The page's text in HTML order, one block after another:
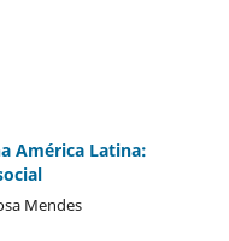
América Latina:
Mendes